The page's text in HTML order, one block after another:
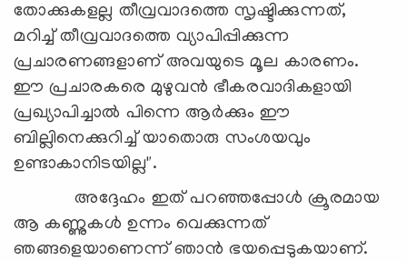
തോക്കുകളല്ല തീവ്രവാദത്തെ സൃഷ്ടിക്കുന്നത്,
മറിച്ച് തീവ്രവാദത്തെ വ്യാപിപ്പിക്കുന്ന
പ്രചാരണങ്ങളാണ് അവയുടെ മൂല കാരണം.
ഈ പ്രചാരകരെ മുഴുവന്‍ ഭീകരവാദികളായി
പ്രഖ്യാപിച്ചാല്‍ പിന്നെ ആര്‍ക്കും ഈ
ബില്ലിനെക്കുറിച്ച് യാതൊരു സംശയവും
ഉണ്ടാകാനിടയില്ല".
അദ്ദേഹം ഇത് പറഞ്ഞപ്പോള്‍ ക്രൂരമായ
ആ കണ്ണുകള്‍ ഉന്നം വെക്കുന്നത്
ഞങ്ങളെയാണെന്ന് ഞാന്‍ ഭയപ്പെടുകയാണ്.